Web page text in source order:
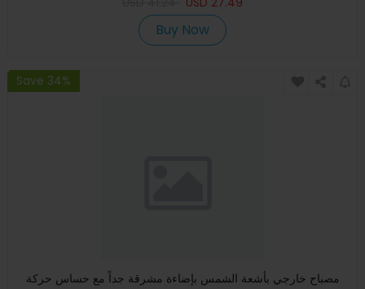
Buy Now
Save 34%
مصباح خارجي بأشعة الشمس بإضاءة مشرقة جداً مع حساس حركة